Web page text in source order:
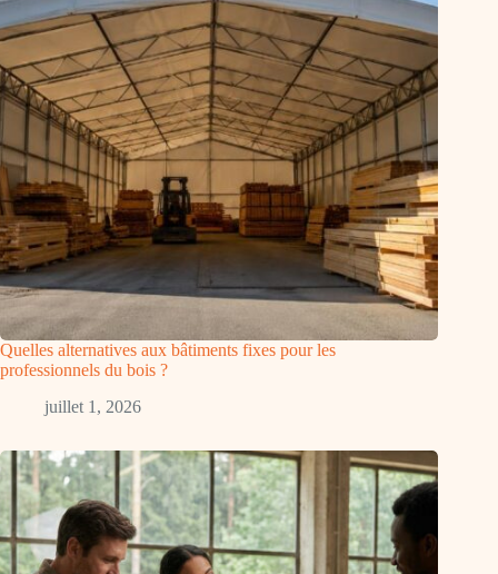
Quelles alternatives aux bâtiments fixes pour les
professionnels du bois ?
juillet 1, 2026